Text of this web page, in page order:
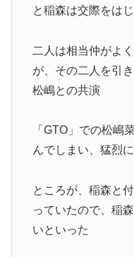
と稲森は交際をはじ
二人は相当仲がよ
が、その二人を引
松嶋との共演
「GTO」での松嶋
んでしまい、猛烈
ところが、稲森と
っていたので、稲
いといった